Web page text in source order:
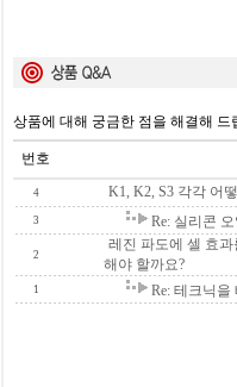
상품에 대해 궁금한 점을 해결해 드
번호
4 K1, K2, S3 각각 어
3 Re: 실리콘
2
레진 파도에 셀 효
해야 할까요?
1 Re: 테크닉을